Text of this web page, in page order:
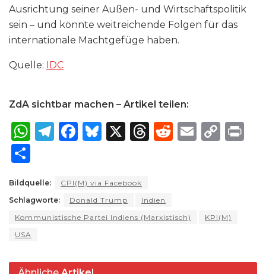
Ausrichtung seiner Außen- und Wirtschaftspolitik
sein – und könnte weitreichende Folgen für das
internationale Machtgefüge haben.
Quelle: IDC
ZdA sichtbar machen – Artikel teilen:
W
ts
A
p
p
T
g
ra
m
F
e
b
o
k
B
s
k
y
X
T
d
s
R
E
C
n
ar
e
Bildquelle:
CPI(M) via Facebook
Schlagworte:
Donald Trump
Indien
Kommunistische Partei Indiens (Marxistisch)
KPI(M)
USA